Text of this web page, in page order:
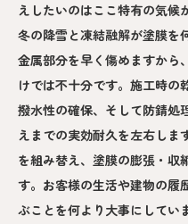
えしたいのはここ特有の気候
冬の降雪と凍結融解が塗膜を
金属部分を早く傷めますから
けでは不十分です。施工時の
撥水性の確保、そして防錆処
えまでの実効耐久を左右しま
を組み替え、塗膜の膨張・収
す。お客様の生活や建物の履
ぶことを何より大事にしてい